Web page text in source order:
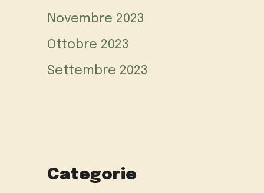
Novembre 2023
Ottobre 2023
Settembre 2023
Categorie